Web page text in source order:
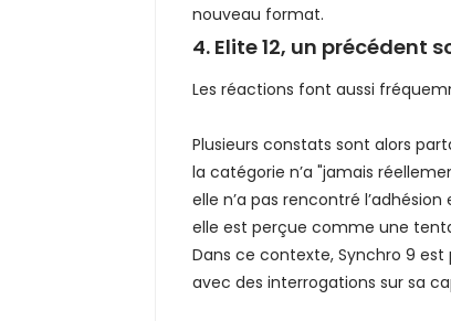
nouveau format.
4. Elite 12, un précédent
Les réactions font aussi
Plusieurs constats sont alors
la catégorie n’a "jamais
elle n’a pas rencontré l’adhésion
elle est perçue comme une
Dans ce contexte, Synchro 9
avec des interrogations sur sa